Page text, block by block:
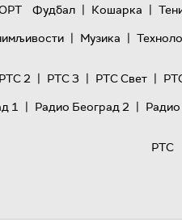
Фудбал | Кошарка |
| Музика |
РТС 2 | РТС 3 | РТС Свет |
1 | Радио Београд 2 |
РТС